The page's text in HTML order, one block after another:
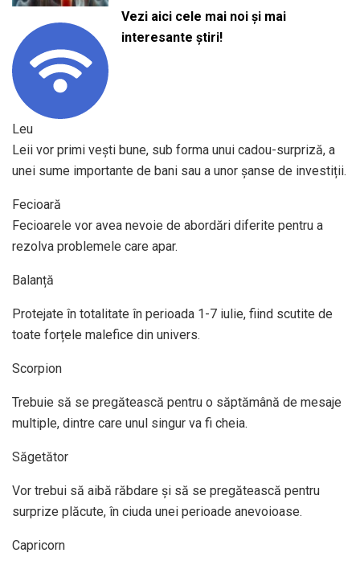
Vezi aici cele mai noi și mai
interesante știri!
Leu
Leii vor primi vești bune, sub forma unui cadou-surpriză, a
unei sume importante de bani sau a unor șanse de investiții.
Fecioară
Fecioarele vor avea nevoie de abordări diferite pentru a
rezolva problemele care apar.
Balanță
Protejate în totalitate în perioada 1-7 iulie, fiind scutite de
toate forțele malefice din univers.
Scorpion
Trebuie să se pregătească pentru o săptămână de mesaje
multiple, dintre care unul singur va fi cheia.
Săgetător
Vor trebui să aibă răbdare și să se pregătească pentru
surprize plăcute, în ciuda unei perioade anevoioase.
Capricorn